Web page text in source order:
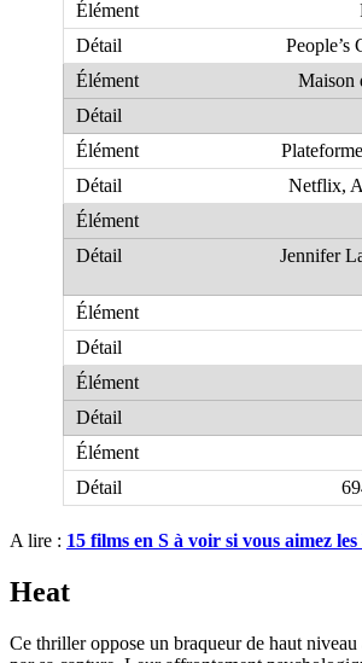
People’s
Maison
Netflix,
Jennifer
A lire : 15 films en S à voir si vous aimez
Heat
Ce thriller oppose un braqueur de haut